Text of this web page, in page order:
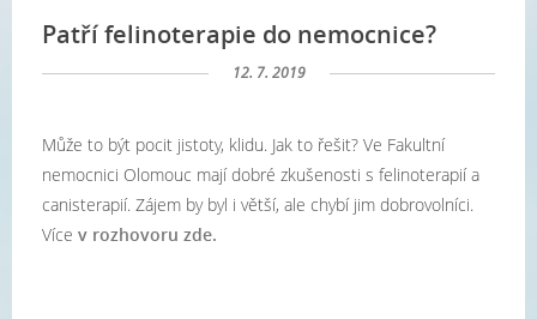
Patří felinoterapie do nemocnice?
12. 7. 2019
Může to být pocit jistoty, klidu. Jak to řešit? Ve Fakultní
nemocnici Olomouc mají dobré zkušenosti s felinoterapií a
canisterapií. Zájem by byl i větší, ale chybí jim dobrovolníci.
Více v rozhovoru zde.